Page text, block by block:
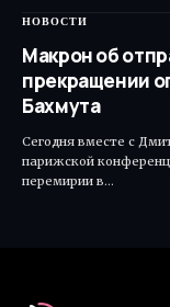
НОВОСТИ
Макрон об
прекращении
Бахмута
Сегодня вместе с
парижской
перемирии в…